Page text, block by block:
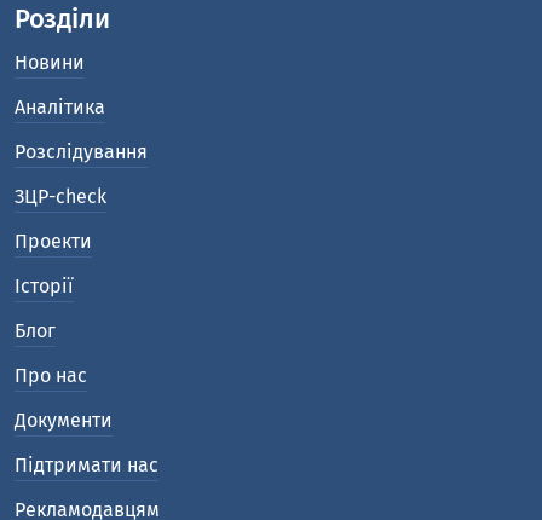
Розділи
Новини
Аналітика
Розслідування
ЗЦР-check
Проекти
Історії
Блог
Про нас
Документи
Підтримати нас
Рекламодавцям